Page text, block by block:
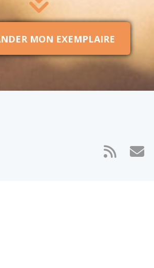
MON EXEMPLAIRE